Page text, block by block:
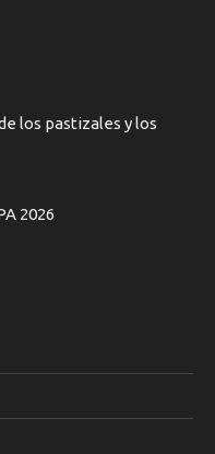
los pastizales y los
2026